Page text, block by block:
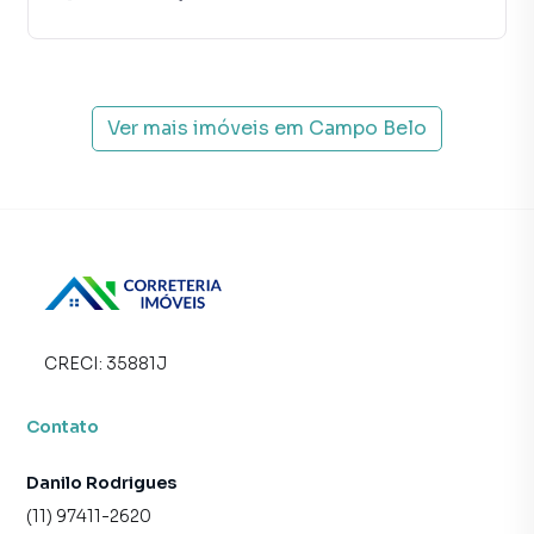
imóvel muito mais rápido do que em imobiliárias
temos uma equipe de marketing digital focada em produzir
campanhas específicas para São Paulo, o que aumenta
atendimento preparada para atender proprietários e
inquilinos.
Ver mais imóveis em Campo Belo
CRECI: 35881J
Contato
Danilo Rodrigues
(11) 97411-2620